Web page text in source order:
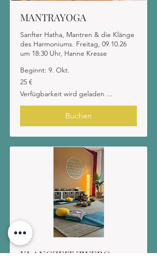
MANTRAYOGA
Sanfter Hatha, Mantren & die Klänge
des Harmoniums. Freitag, 09.10.26
um 18:30 Uhr, Hanne Kresse
Beginnt: 9. Okt.
25
Euro
25 €
Verfügbarkeit wird geladen ...
Buchen
KLANGZEIT ZWERG –